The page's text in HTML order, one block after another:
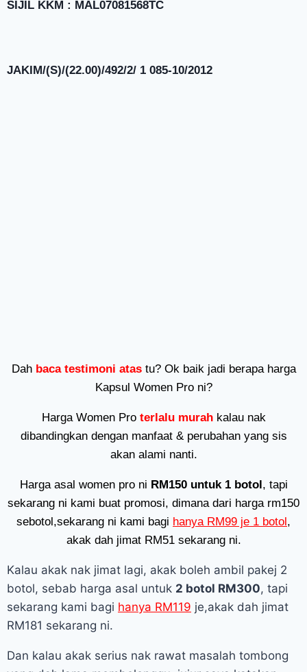
SIJIL KKM : MAL07081568TC
JAKIM/(S)/(22.00)/492/2/ 1 085-10/2012
Dah baca testimoni atastu? Ok baik jadi berapa harga
Kapsul Women Pro ni?
Harga Women Pro terlalu murahkalau nak
dibandingkan dengan manfaat & perubahan yang sis
akan alami nanti.
Harga asal women pro ni RM150 untuk 1 botol , tapi
sekarang ni kami buat promosi, dimana dari harga rm150
sebotol,sekarang ni kami bagi hanya RM99 je 1 botol ,
akak dah jimat RM51 sekarang ni.
Kalau akak nak jimat lagi, akak boleh ambil pakej 2
botol, sebab harga asal untuk 2 botol RM300, tapi
sekarang kami bagi hanya RM119 je,akak dah jimat
RM181 sekarang ni.
Dan kalau akak serius nak rawat masalah tombong